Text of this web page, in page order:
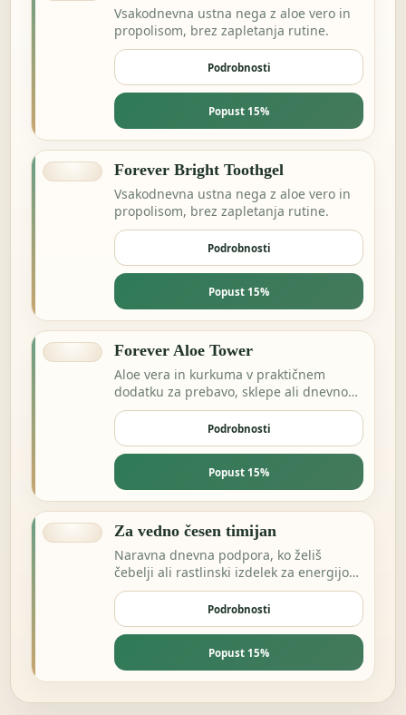
Vsakodnevna ustna nega z aloe vero in
propolisom, brez zapletanja rutine.
Podrobnosti
Popust 15%
Forever Bright Toothgel
Vsakodnevna ustna nega z aloe vero in
propolisom, brez zapletanja rutine.
Podrobnosti
Popust 15%
Forever Aloe Tower
Aloe vera in kurkuma v praktičnem
dodatku za prebavo, sklepe ali dnevno
ravnovesje.
Podrobnosti
Popust 15%
Za vedno česen timijan
Naravna dnevna podpora, ko želiš
čebelji ali rastlinski izdelek za energijo
in odpornost.
Podrobnosti
Popust 15%